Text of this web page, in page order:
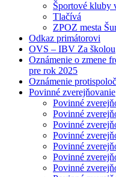
Športové kluby
Tlačívá
ZPOZ mesta
Odkaz primátorovi
OVS – IBV Za školou
Oznámenie o zmene
pre rok 2025
Oznámenie
Povinné zverejňovanie
Povinné
Povinné
Povinné
Povinné
Povinné
Povinné
Povinné